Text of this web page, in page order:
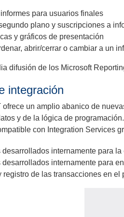
para usuarios finales
plano y suscripciones a
y gráficos de presentación
abrir/cerrar o cambiar a un
difusión de los Microsoft
integración
ofrece un amplio abanico de
y de la lógica de
con Integration Services
internamente para
internamente para
registro de las transacciones en